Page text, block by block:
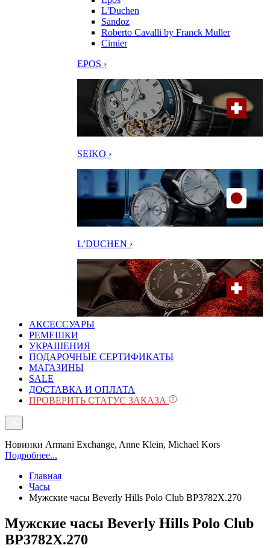
L'Duchen
Sandoz
Roberto Cavalli by Franck Muller
Cimier
EPOS ›
SEIKO ›
L’DUCHEN ›
АКСЕССУАРЫ
РЕМЕШКИ
УКРАШЕНИЯ
ПОДАРОЧНЫЕ СЕРТИФИКАТЫ
МАГАЗИНЫ
SALE
ДОСТАВКА И ОПЛАТА
ПРОВЕРИТЬ СТАТУС ЗАКАЗА
Новинки Armani Exchange, Anne Klein, Michael Kors
Подробнее...
Главная
Часы
Мужские часы Beverly Hills Polo Club BP3782X.270
Мужские часы Beverly Hills Polo Club
BP3782X.270